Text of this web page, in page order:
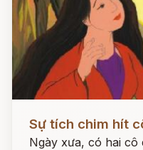
Sự tích chim hít
Ngày xưa, có hai